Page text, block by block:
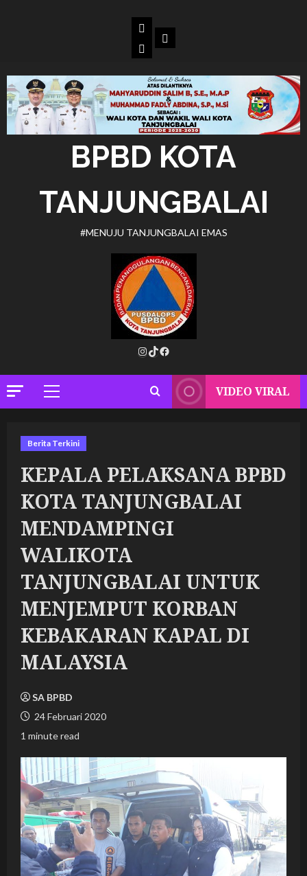
Beranda
BPBD
Tanjungbalai
Dokumen
BPBD KOTA
TANJUNGBALAI
#MENUJU TANJUNGBALAI EMAS
Instagram
TikTok
Facebook
Primary
VIDEO VIRAL
Berita Terkini
KEPALA PELAKSANA BPBD
KOTA TANJUNGBALAI
MENDAMPINGI
WALIKOTA
TANJUNGBALAI UNTUK
MENJEMPUT KORBAN
KEBAKARAN KAPAL DI
MALAYSIA
SA BPBD
24 Februari 2020
1 minute read